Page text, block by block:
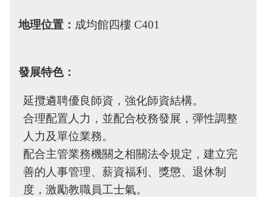
地理位置： 成均館四樓 C401
發展特色：
延攬遴聘優良師資，強化師資結構。
合理配置人力，並配合校務發展，彈性調整
人力及單位業務。
配合主管業務機關之相關法令規定，建立完
善的人事管理、薪資福利、獎懲、退休制
度，激勵教職員工士氣。